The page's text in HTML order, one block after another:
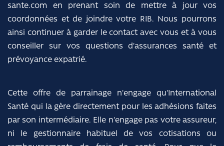
sante.com en prenant soin de mettre à jour vos
coordonnées et de joindre votre RIB. Nous pourrons
ainsi continuer à garder le contact avec vous et à vous
conseiller sur vos questions d'assurances santé et
prévoyance expatrié.
Cette offre de parrainage n'engage qu'International
Santé qui la gère directement pour les adhésions faites
par son intermédiaire. Elle n'engage pas votre assureur,
ni le gestionnaire habituel de vos cotisations ou